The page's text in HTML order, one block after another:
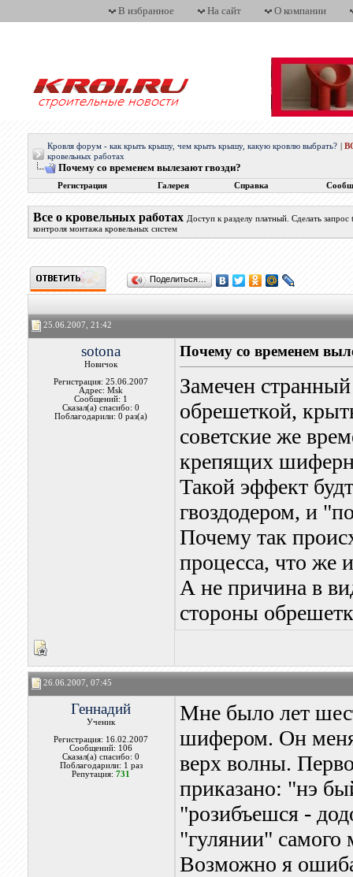
В избранное На сайт О компании
Кровля форум - как крыть крышу, чем крыть крышу, какую кровлю выбрать?
кровельных работах
Почему со временем вылезают гвозди?
Регистрация Галерея Справка
Все о кровельных работах Доступ к разделу платный. Сделать
контроля монтажа кровельных систем
Поделиться…
25.06.2007, 21:42
sotona
Новичок
Регистрация: 25.06.2007
Адрес: Msk
Сообщений: 1
Сказал(а) спасибо: 0
Поблагодарили: 0 раз(а)
Почему со временем
Замечен
обрешеткой,
советские же
крепящих
Такой эффект
гвоздодером, и
Почему так
процесса, что же
А не причина в
стороны
26.06.2007, 07:45
Геннадий
Ученик
Регистрация: 16.02.2007
Сообщений: 106
Сказал(а) спасибо: 0
Поблагодарили: 1 раз
Репутация:731
Мне было лет
шифером. Он меня
верх волны.
приказано: "нэ
"розибъешся -
"гулянии" самого
Возможно я